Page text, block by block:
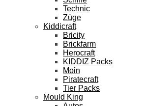
Technic
Züge
Kiddicraft
Bricity
Brickfarm
Herocraft
KIDDIZ Packs
Moin
Piratecraft
Tier Packs
Mould King